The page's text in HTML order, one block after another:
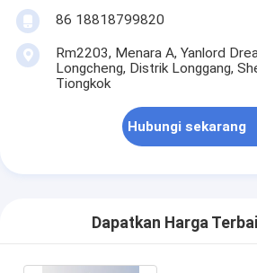
86 18818799820
Rm2203, Menara A, Yanlord
Longcheng, Distrik Longgang,
Tiongkok
Hubungi sekarang
Dapatkan Harga